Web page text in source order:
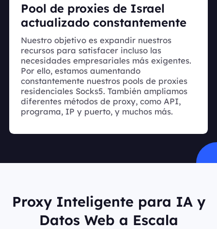
Pool de proxies de Israel
actualizado constantemente
Nuestro objetivo es expandir nuestros
recursos para satisfacer incluso las
necesidades empresariales más exigentes.
Por ello, estamos aumentando
constantemente nuestros pools de proxies
residenciales Socks5. También ampliamos
diferentes métodos de proxy, como API,
programa, IP y puerto, y muchos más.
Proxy Inteligente para IA y
Datos Web a Escala